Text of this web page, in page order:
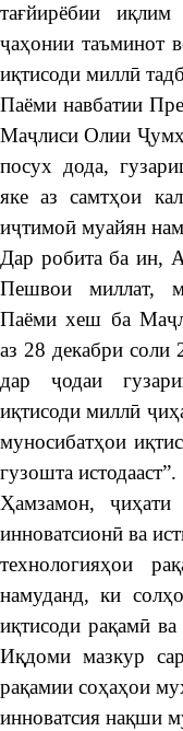
тағйирёбии
ҷаҳонии таъминот
иқтисоди миллӣ
Паёми навбатии
Маҷлиси Олии
посух дода,
яке аз самтҳои
иҷтимоӣ муайян
Дар робита ба ин,
Пешвои миллат,
Паёми хеш ба
аз 28 декабри соли
дар ҷодаи
иқтисоди миллӣ
муносибатҳои
гузошта истодааст”.
Ҳамзамон, ҷиҳати
инноватсионӣ ва
технологияҳои
намуданд, ки
иқтисоди рақамӣ
Иқдоми мазкур
рақамии соҳаҳои
инноватсия нақши